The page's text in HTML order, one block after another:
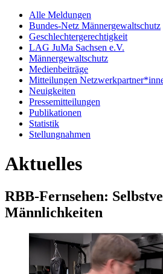
Alle Meldungen
Bundes-Netz Männergewaltschutz
Geschlechtergerechtigkeit
LAG JuMa Sachsen e.V.
Männergewaltschutz
Medienbeiträge
Mitteilungen
Neuigkeiten
Pressemitteilungen
Publikationen
Statistik
Stellungnahmen
Aktuelles
RBB-Fernsehen:
Männlichkeiten